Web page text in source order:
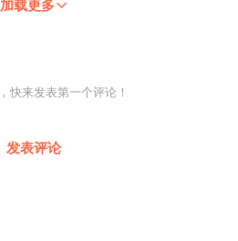
加载更多
快来发表第一个评论！
发表评论